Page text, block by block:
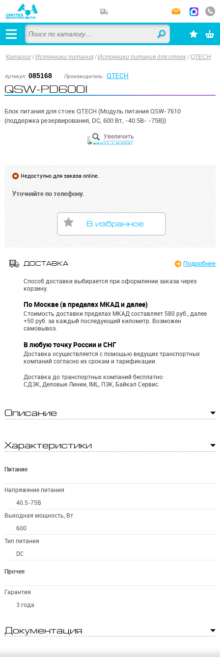
Каталог/Источники питания /Источники питания для стоек /QTECH
Артикул: 085168 Производитель: QTECH
QSW-PD600I
Блок питания для стоек QTECH (Модуль питания QSW-7610
(поддержка резервирования, DC, 600 Вт, -40.5В- -75В))
Недоступно для заказа online.
Уточняйте по телефону.
В избранное
ДОСТАВКА Подробнее
Способ доставки выбирается при оформлении заказа через
корзину.
По Москве (в пределах МКАД и далее)
Стоимость доставки пределах МКАД составляет 580 руб., далее
+50 руб. за каждый последующий километр. Возможен
самовывоз.
В любую точку России и СНГ
Доставка осуществляется с помощью ведущих транспортных
компаний согласно их срокам и тарификации.
Доставка до транспортных компаний бесплатно:
СДЭК, Деловые Линии, IML, ПЭК, Байкал Сервис.
Описание
Характеристики
Питание
Напряжение питания
40.5-75В
Выходная мощность, Вт
600
Тип питания
DC
Прочее
Гарантия
3 года
Документация